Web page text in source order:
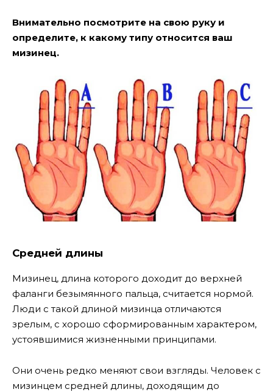
Внимательно посмотрите на свою руку и
определите, к какому типу относится ваш
мизинец.
Средней длины
Мизинец, длина которого доходит до верхней
фаланги безымянного пальца, считается нормой.
Люди с такой длиной мизинца отличаются
зрелым, с хорошо сформированным характером,
устоявшимися жизненными принципами.
Они очень редко меняют свои взгляды. Человек с
мизинцем средней длины, доходящим до